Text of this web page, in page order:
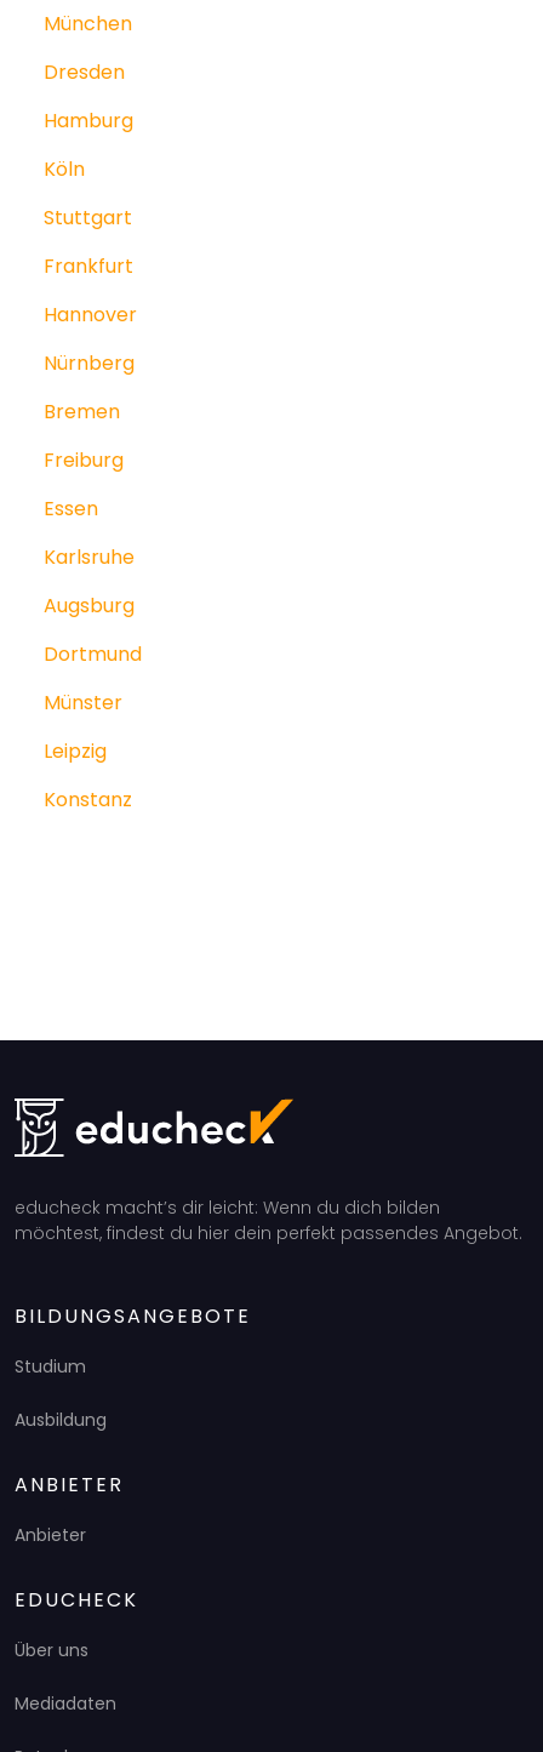
München
Dresden
Hamburg
Köln
Stuttgart
Frankfurt
Hannover
Nürnberg
Bremen
Freiburg
Essen
Karlsruhe
Augsburg
Dortmund
Münster
Leipzig
Konstanz
educheck macht’s dir leicht: Wenn du dich bilden
möchtest, findest du hier dein perfekt passendes Angebot.
BILDUNGSANGEBOTE
Studium
Ausbildung
ANBIETER
Anbieter
EDUCHECK
Über uns
Mediadaten